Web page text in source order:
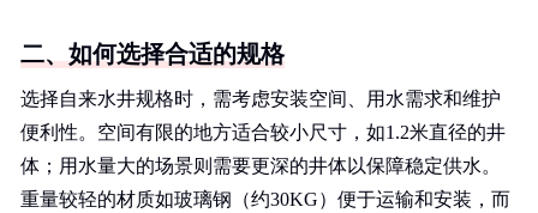
二、如何选择合适的规格
选择自来水井规格时，需考虑安装空间、用水需求和维护
便利性。空间有限的地方适合较小尺寸，如1.2米直径的井
体；用水量大的场景则需要更深的井体以保障稳定供水。
重量较轻的材质如玻璃钢（约30KG）便于运输和安装，而